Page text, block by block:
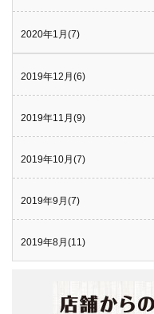
2020年1月(7)
2019年12月(6)
2019年11月(9)
2019年10月(7)
2019年9月(7)
2019年8月(11)